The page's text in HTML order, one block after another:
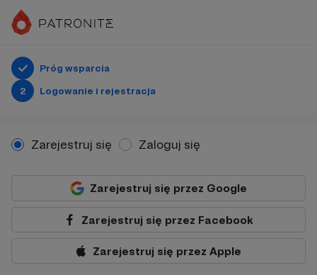
Próg wsparcia
2
Logowanie i rejestracja
Zarejestruj się Zaloguj się
Zarejestruj się przez Google
Zarejestruj się przez Facebook
Zarejestruj się przez Apple